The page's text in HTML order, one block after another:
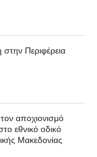
στην Περιφέρεια
αποχιονισμό
εθνικό οδικό
Μακεδονίας